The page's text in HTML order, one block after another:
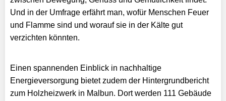
Und in der Umfrage erfährt man, wofür Menschen Feuer
und Flamme sind und worauf sie in der Kälte gut
verzichten könnten.
Einen spannenden Einblick in nachhaltige
Energieversorgung bietet zudem der Hintergrundbericht
zum Holzheizwerk in Malbun. Dort werden 111 Gebäude